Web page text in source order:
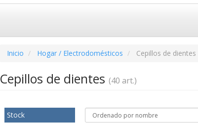
Inicio Hogar / Electrodomésticos Cepillos de dientes
Cepillos de dientes (40 art.)
Stock